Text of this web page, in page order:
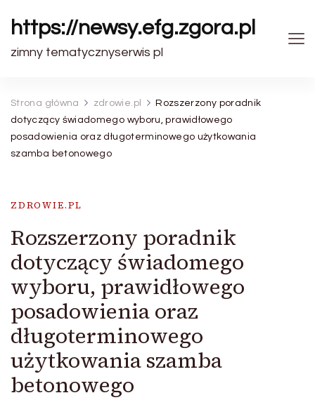
https://newsy.efg.zgora.pl
zimny tematycznyserwis pl
Strona główna zdrowie.pl
Rozszerzony poradnik
dotyczący świadomego wyboru, prawidłowego
posadowienia oraz długoterminowego użytkowania
szamba betonowego
ZDROWIE.PL
Rozszerzony poradnik
dotyczący świadomego
wyboru, prawidłowego
posadowienia oraz
długoterminowego
użytkowania szamba
betonowego